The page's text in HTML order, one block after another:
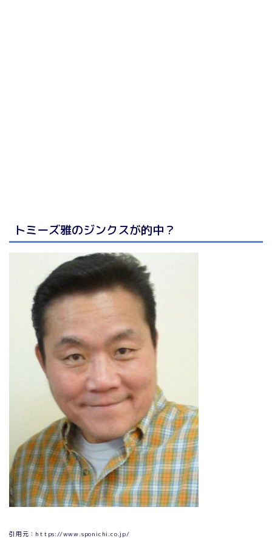
トミーズ雅のジンクスが的中？
引用元：https://www.sponichi.co.jp/